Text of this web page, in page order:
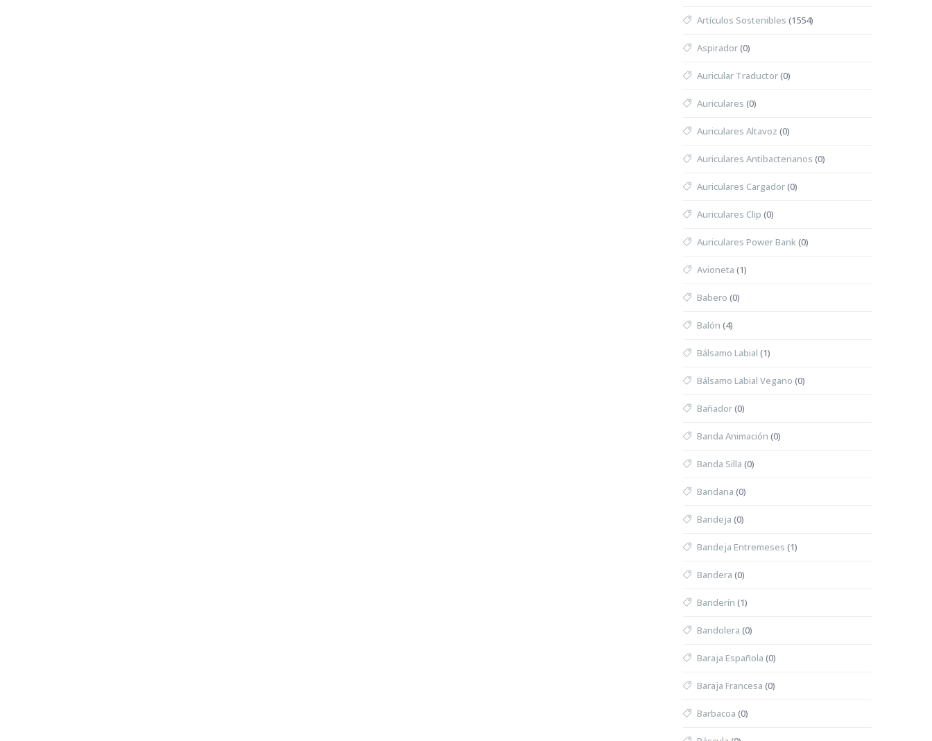
Artículos Sostenibles (1554)
Aspirador(0)
Auricular Traductor(0)
Auriculares (0)
Auriculares Altavoz (0)
Auriculares Antibacterianos (0)
Auriculares Cargador(0)
Auriculares Clip (0)
Auriculares Power Bank(0)
Avioneta (1)
Babero (0)
Balón (4)
Bálsamo Labial (1)
Bálsamo Labial Vegano (0)
Bañador(0)
Banda Animación (0)
Banda Silla (0)
Bandana (0)
Bandeja (0)
Bandeja Entremeses (1)
Bandera (0)
Banderín (1)
Bandolera (0)
Baraja Española (0)
Baraja Francesa (0)
Barbacoa (0)